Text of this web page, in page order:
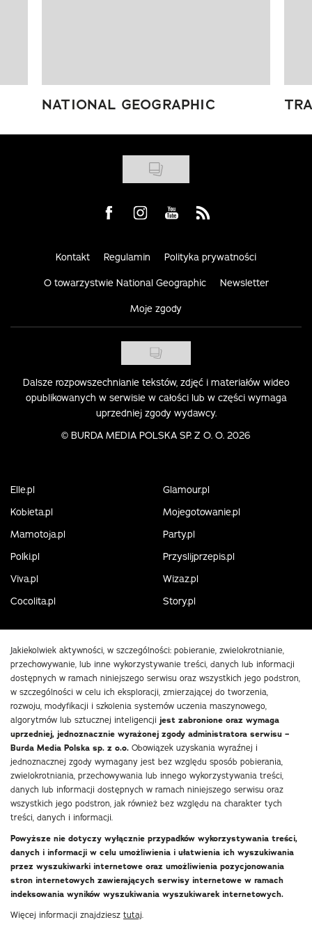
NATIONAL GEOGRAPHIC
Visit us on Facebook
Visit us on Instagram
Visit us on Youtube
Visit us on Rss
Kontakt Regulamin Polityka prywatności
O towarzystwie National Geographic Newsletter
Moje zgody
Dalsze rozpowszechnianie tekstów, zdjęć i materiałów wideo
opublikowanych w serwisie w całości lub w części wymaga
uprzedniej zgody wydawcy.
© BURDA MEDIA POLSKA SP. Z O. O. 2026
Elle.pl
Glamour.pl
Kobieta.pl
Mojegotowanie.pl
Mamotoja.pl
Party.pl
Polki.pl
Przyslijprzepis.pl
Viva.pl
Wizaz.pl
Cocolita.pl
Story.pl
Jakiekolwiek aktywności, w szczególności: pobieranie, zwielokrotnianie,
przechowywanie, lub inne wykorzystywanie treści, danych lub informacji
dostępnych w ramach niniejszego serwisu oraz wszystkich jego podstron,
w szczególności w celu ich eksploracji, zmierzającej do tworzenia,
rozwoju, modyfikacji i szkolenia systemów uczenia maszynowego,
algorytmów lub sztucznej inteligencji jest zabronione oraz wymaga
uprzedniej, jednoznacznie wyrażonej zgody administratora serwisu –
Burda Media Polska sp. z o.o. Obowiązek uzyskania wyraźnej i
jednoznacznej zgody wymagany jest bez względu sposób pobierania,
zwielokrotniania, przechowywania lub innego wykorzystywania treści,
danych lub informacji dostępnych w ramach niniejszego serwisu oraz
wszystkich jego podstron, jak również bez względu na charakter tych
treści, danych i informacji.
Powyższe nie dotyczy wyłącznie przypadków wykorzystywania treści,
danych i informacji w celu umożliwienia i ułatwienia ich wyszukiwania
przez wyszukiwarki internetowe oraz umożliwienia pozycjonowania
stron internetowych zawierających serwisy internetowe w ramach
indeksowania wyników wyszukiwania wyszukiwarek internetowych.
Więcej informacji znajdziesz tutaj.